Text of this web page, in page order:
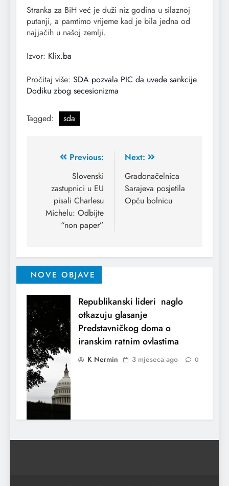
Stranka za BiH već je duži niz godina u silaznoj
putanji, a pamtimo vrijeme kad je bila jedna od
najjačih u našoj zemlji.
Izvor: Klix.ba
Pročitaj više: SDA pozvala PIC da uvede sankcije
Dodiku zbog secesionizma
Tagged: sda
Previous:
Slovenski
zastupnici u EU
pisali Charlesu
Michelu: Odbijte
“non paper”
Next:
Gradonačelnica
Sarajeva posjetila
Opću bolnicu
NOVE OBJAVE
Republikanski lideri naglo
otkazuju glasanje
Predstavničkog doma o
iranskim ratnim ovlastima
K Nermin 3 mjeseca ago 0